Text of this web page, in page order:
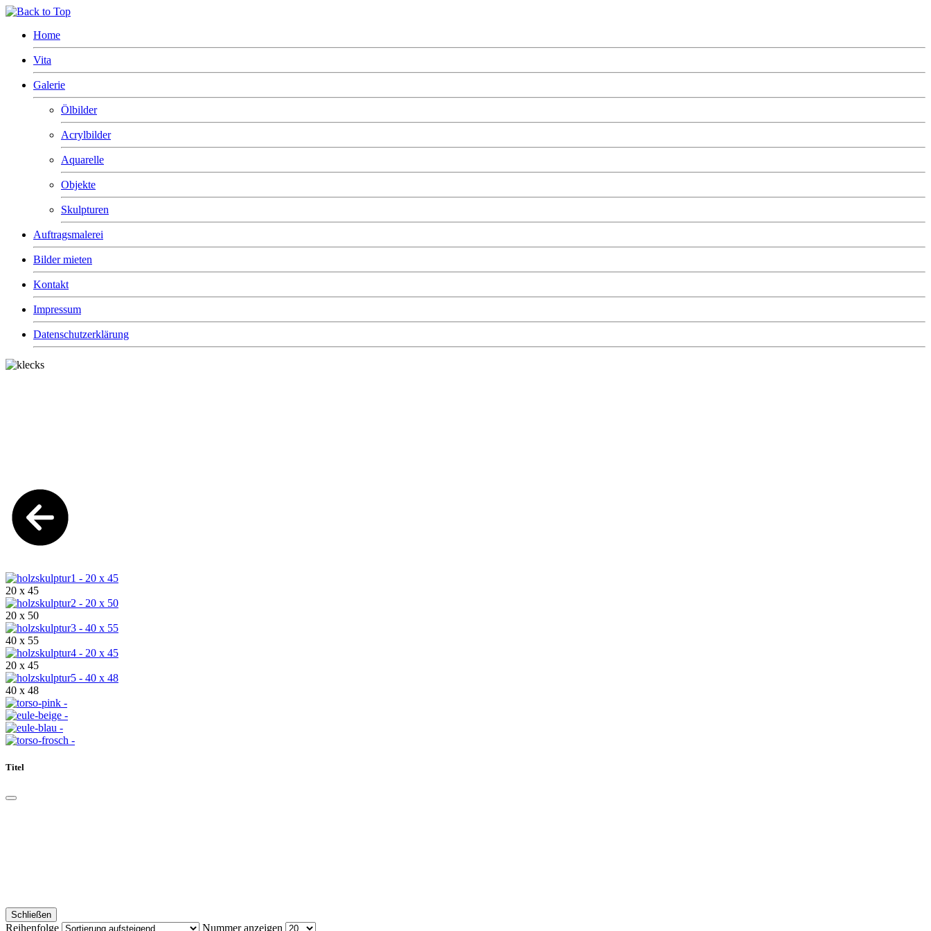
Home
Vita
Galerie
Ölbilder
Acrylbilder
Aquarelle
Objekte
Skulpturen
Auftragsmalerei
Bilder mieten
Kontakt
Impressum
Datenschutzerklärung
20 x 45
20 x 50
40 x 55
20 x 45
40 x 48
Titel
Schließen
Reihenfolge Nummer anzeigen